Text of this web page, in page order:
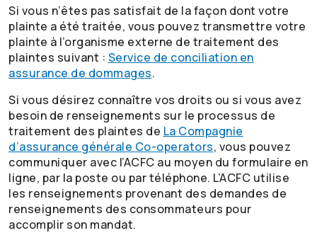
Si vous n’êtes pas satisfait de la façon dont votre
plainte a été traitée, vous pouvez transmettre votre
plainte à l’organisme externe de traitement des
plaintes suivant : Service de conciliation en
assurance de dommages.
Si vous désirez connaître vos droits ou si vous avez
besoin de renseignements sur le processus de
traitement des plaintes de La Compagnie
d’assurance générale Co-operators, vous pouvez
communiquer avec l’ACFC au moyen du formulaire en
ligne, par la poste ou par téléphone. L’ACFC utilise
les renseignements provenant des demandes de
renseignements des consommateurs pour
accomplir son mandat.